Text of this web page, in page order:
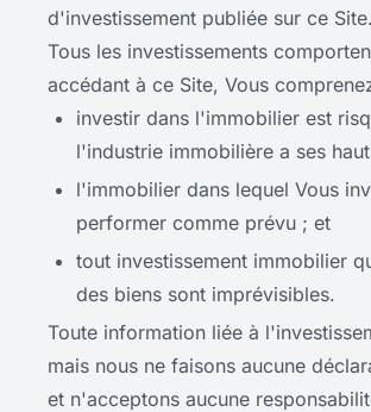
d'investissement publiée sur ce Site.
Tous les investissements
accédant à ce Site, Vous
investir dans l'immobilier est
l'industrie immobilière a ses
l'immobilier dans lequel Vous
performer comme prévu ; et
tout investissement immobilier
des biens sont imprévisibles.
Toute information liée à
mais nous ne faisons aucune
et n'acceptons aucune